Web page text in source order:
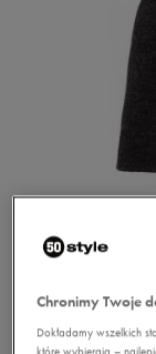
Chronimy Twoje
Dokładamy wszelkich
które wybierają –